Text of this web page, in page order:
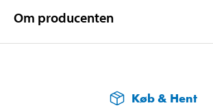
Om producenten
Køb & Hent